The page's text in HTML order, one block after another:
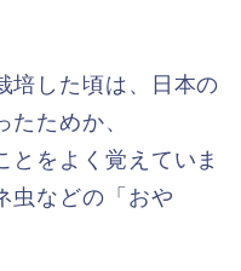
培した頃は、日本の
ためか、
とをよく覚えていま
虫などの「おや